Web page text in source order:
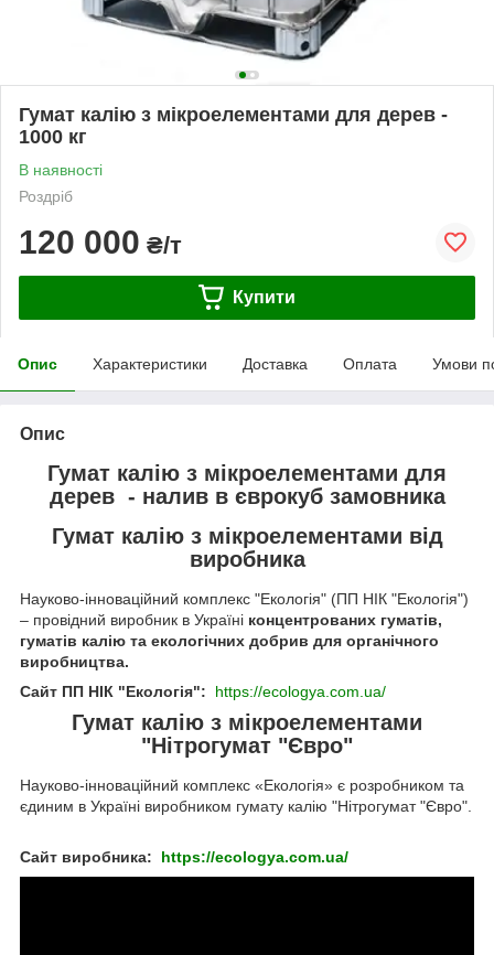
Гумат калію з мікроелементами для дерев -
1000 кг
В наявності
Роздріб
120 000 ₴/т
Купити
Опис Характеристики Доставка Оплата Умови
Опис
Гумат калію з мікроелементами для
дерев - налив в єврокуб замовника
Гумат калію з мікроелементами від
виробника
Науково-інноваційний комплекс "Екологія" (ПП НІК "Екологія")
– провідний виробник в Україні концентрованих гуматів,
гуматів калію та екологічних добрив для органічного
виробництва.
Сайт ПП НІК "Екологія": https://ecologya.com.ua/
Гумат калію з мікроелементами
"Нітрогумат "Євро"
Науково-інноваційний комплекс «Екологія» є розробником та
єдиним в Україні виробником гумату калію "Нітрогумат "Євро".
Сайт виробника: https://ecologya.com.ua/